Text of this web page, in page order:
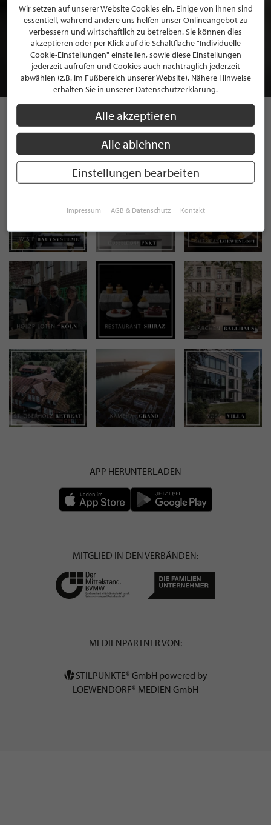
BEWERBEN SIE SICH FÜR EINE GRATIS
MITGLIEDSCHAFT BEI STILPUNKTE®
JETZT GRATIS BEWERBEN
STILPUNKTE AUF
INSTAGRAM
APP HERUNTERLADEN
MITGLIED IN DEN VERBÄNDEN:
MEDIENPARTNER VON:
STILPUNKTE® GmbH powered by
LOEWENDORF® MEDIEN GmbH
Wir setzen auf unserer Website Cookies ein. Einige von ihnen sind
essentiell, während andere uns helfen unser Onlineangebot zu
verbessern und wirtschaftlich zu betreiben. Sie können dies
akzeptieren oder per Klick auf die Schaltfläche "Individuelle
Cookie-Einstellungen" einstellen, sowie diese Einstellungen
jederzeit aufrufen und Cookies auch nachträglich jederzeit
abwählen (z.B. im Fußbereich unserer Website). Nähere Hinweise
erhalten Sie in unserer Datenschutzerklärung.
Alle akzeptieren
Alle ablehnen
Einstellungen bearbeiten
Impressum AGB & Datenschutz Kontakt